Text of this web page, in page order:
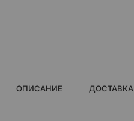
ОПИСАНИЕ ДОСТАВКА